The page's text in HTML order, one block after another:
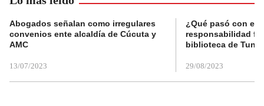
Abogados señalan como irregulares
convenios ente alcaldía de Cúcuta y
AMC
13/07/2023
¿Qué pasó con el
responsabilidad
biblioteca de
29/08/2023